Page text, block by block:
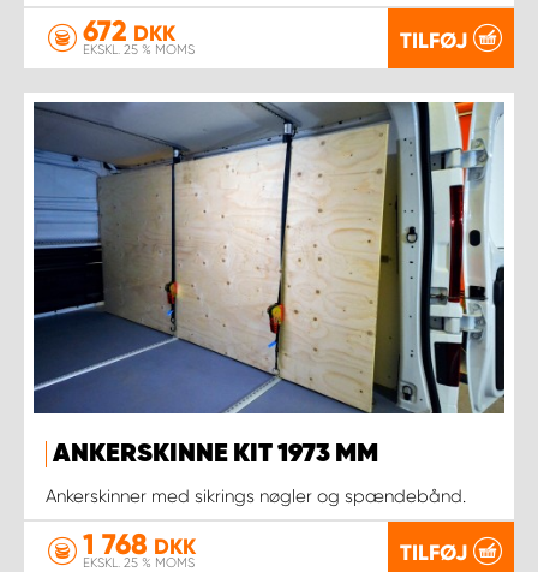
672 DKK
EKSKL. 25 % MOMS TILFØJ
ANKERSKINNE KIT 1973 MM
Ankerskinner med sikrings nøgler og spændebånd.
1 768 DKK
EKSKL. 25 % MOMS TILFØJ